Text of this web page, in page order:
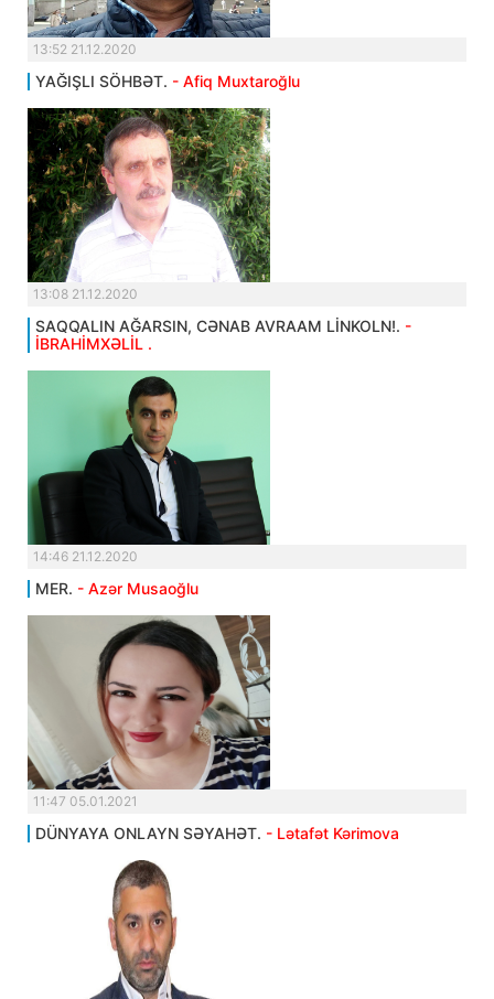
13:52 21.12.2020
YAĞIŞLI SÖHBƏT. - Afiq Muxtaroğlu
13:08 21.12.2020
SAQQALIN AĞARSIN, CƏNAB AVRAAM LİNKOLN!. -
İBRAHİMXƏLİL .
14:46 21.12.2020
MER. - Azər Musaoğlu
11:47 05.01.2021
DÜNYAYA ONLAYN SƏYAHƏT. - Lətafət Kərimova